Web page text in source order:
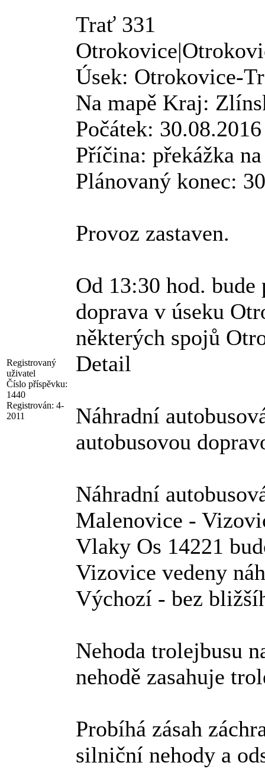
Registrovaný
uživatel
Číslo příspěvku:
1440
Registrován: 4-
2011
Trať 331
Úsek: Otrokovice-
Na mapě Kraj:
Počátek:
Příčina: překážka
Plánovaný konec:
Provoz zastaven.
Od 13:30 hod. bude
doprava v úseku
některých spojů
Detail
Náhradní
autobusovou
Náhradní
Malenovice -
Vlaky Os 14221
Vizovice vedeny
Výchozí - bez
Nehoda trolejbusu
nehodě zasahuje
Probíhá zásah
silniční nehody a